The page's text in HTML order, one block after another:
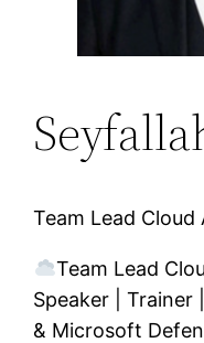
Team Lead
Team Lead
Speaker |
& Microsoft